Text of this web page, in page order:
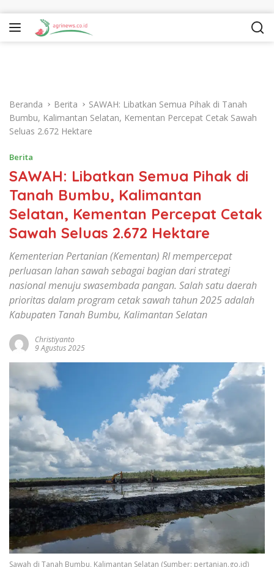
Beranda Berita
SAWAH: Libatkan Semua Pihak di Tanah
Bumbu, Kalimantan Selatan, Kementan Percepat Cetak Sawah
Seluas 2.672 Hektare
Berita
SAWAH: Libatkan Semua Pihak di
Tanah Bumbu, Kalimantan
Selatan, Kementan Percepat Cetak
Sawah Seluas 2.672 Hektare
Kementerian Pertanian (Kementan) RI mempercepat
perluasan lahan sawah sebagai bagian dari strategi
nasional menuju swasembada pangan. Salah satu daerah
prioritas dalam program cetak sawah tahun 2025 adalah
Kabupaten Tanah Bumbu, Kalimantan Selatan
Christiyanto
9 Agustus 2025
Sawah di Tanah Bumbu, Kalimantan Selatan (Sumber: pertanian.go.id)